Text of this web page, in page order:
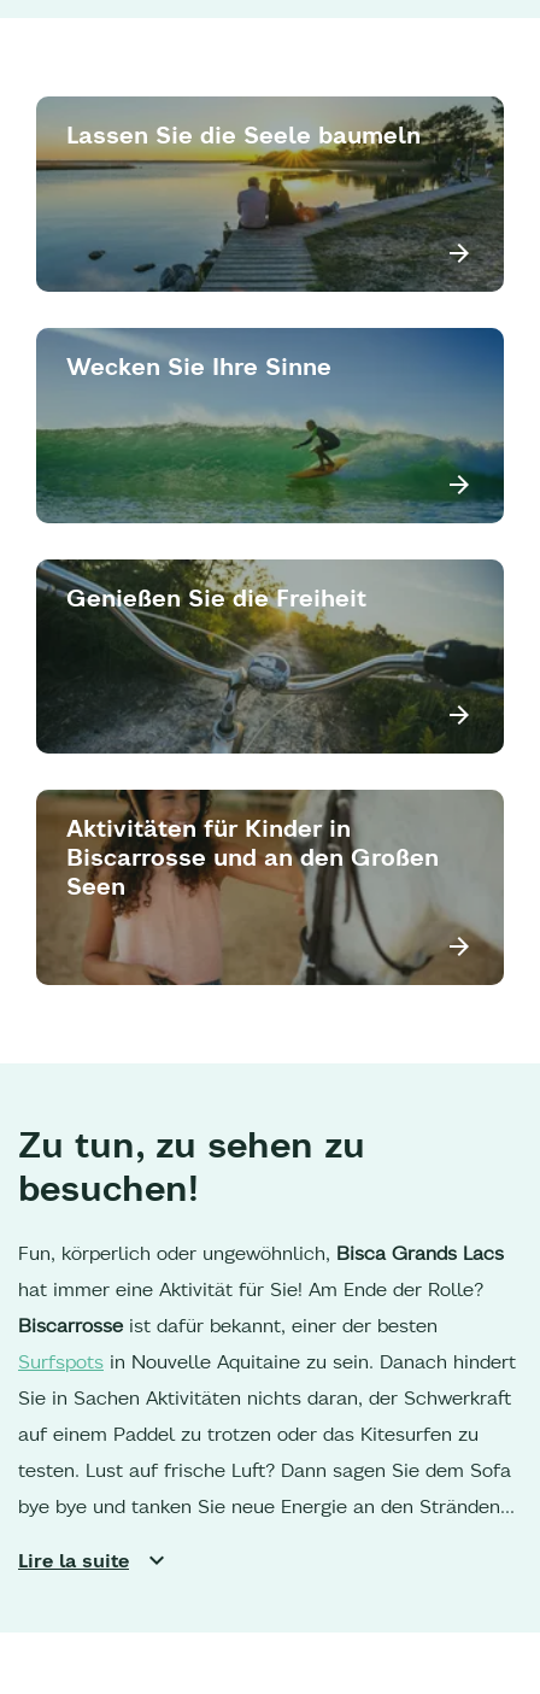
Lassen Sie die Seele baumeln
Wecken Sie Ihre Sinne
Genießen Sie die Freiheit
Aktivitäten für Kinder in
Biscarrosse und an den Großen
Seen
Zu tun, zu sehen zu
besuchen!
Fun, körperlich oder ungewöhnlich, Bisca Grands Lacs
hat immer eine Aktivität für Sie! Am Ende der Rolle?
Biscarrosse ist dafür bekannt, einer der besten
Surfspots in Nouvelle Aquitaine zu sein. Danach hindert
Sie in Sachen Aktivitäten nichts daran, der Schwerkraft
auf einem Paddel zu trotzen oder das Kitesurfen zu
testen. Lust auf frische Luft? Dann sagen Sie dem Sofa
bye bye und tanken Sie neue Energie an den Stränden
Ausritt am See von
Lire la suite